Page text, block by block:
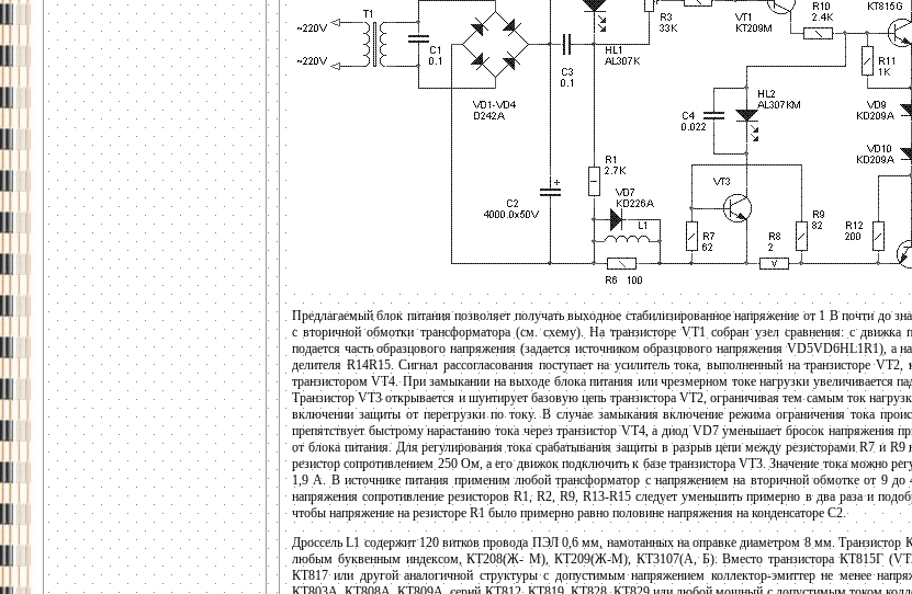
Предлагаемый блок питания позволяет получать выходное стабилизированное напряжение от 1 В почти до
с вторичной обмотки трансформатора (см. схему). На транзисторе VT1 собран узел сравнения: с движка
подается часть образцового напряжения (задается источником образцового напряжения VD5VD6HL1R1), а
делителя R14R15. Сигнал рассогласования поступает на усилитель тока, выполненный на транзисторе
транзистором VT4. При замыкании на выходе блока питания или чрезмерном токе нагрузки увеличивается
Транзистор VT3 открывается и шунтирует базовую цепь транзистора VT2, ограничивая тем самым ток
включении защиты от перегрузки по току. В случае замыкания включение режима ограничения тока
препятствует быстрому нарастанию тока через транзистор VT4, а диод VD7 уменьшает бросок напряжения
от блока питания. Для регулирования тока срабатывания защиты в разрыв цепи между резисторами R7 и
резистор сопротивлением 250 Ом, а его движок подключить к базе транзистора VT3. Значение тока можно
1,9 А. В источнике питания применим любой трансформатор с напряжением на вторичной обмотке от 9
напряжения сопротивление резисторов R1, R2, R9, R13-R15 следует уменьшить примерно в два раза и
чтобы напряжение на резисторе R1 было примерно равно половине напряжения на конденсаторе С2.
Дроссель L1 содержит 120 витков провода ПЭЛ 0,6 мм, намотанных на оправке диаметром 8 мм.
любым буквенным индексом, КТ208(Ж- М), КТ209(Ж-М), КТ3107(А, Б). Вместо транзистора КТ815Г
КТ817 или другой аналогичной структуры с допустимым напряжением коллектор-эмиттер не менее